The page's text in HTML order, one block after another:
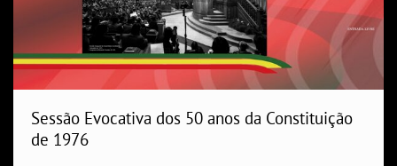
Sessão Evocativa dos 50 anos da Constituição
de 1976